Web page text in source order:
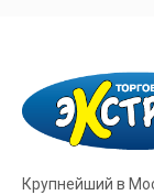
Крупнейший в